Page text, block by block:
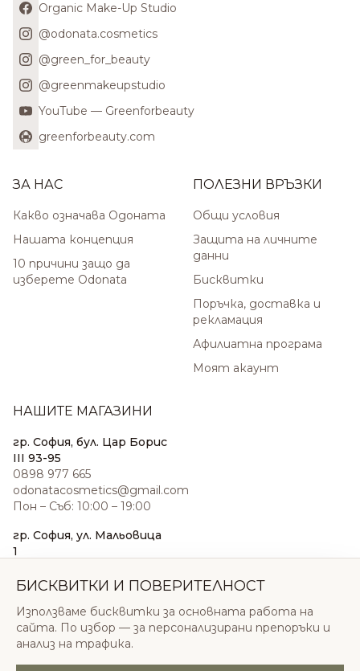
Organic Make-Up Studio
@odonata.cosmetics
@green_for_beauty
@greenmakeupstudio
YouTube — Greenforbeauty
greenforbeauty.com
ЗА НАС
Какво означава Одоната
Нашата концепция
10 причини защо да
изберете Odonata
ПОЛЕЗНИ ВРЪЗКИ
Общи условия
Защита на личните
данни
Бисквитки
Поръчка, доставка и
рекламация
Афилиатна програма
Моят акаунт
НАШИТЕ МАГАЗИНИ
гр. София, бул. Цар Борис
III 93-95
0898 977 665
odonatacosmetics@gmail.com
Пон – Съб: 10:00 – 19:00
гр. София, ул. Мальовица
1
sales@odonatacosmetics.com
Нед: 11:00 – 18:00
БИСКВИТКИ И ПОВЕРИТЕЛНОСТ
Използваме бисквитки за основната работа на
сайта. По избор — за персонализирани препоръки и
анализ на трафика.